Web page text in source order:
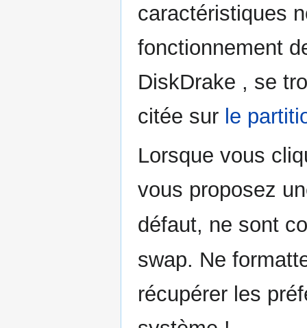
caractéristiques
fonctionnement
DiskDrake , se
citée sur le
Lorsque vous
vous proposez
défaut, ne sont
swap. Ne
récupérer les